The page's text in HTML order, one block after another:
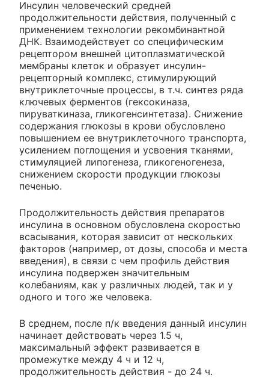
Инсулин человеческий средней
продолжительности действия, полученный с
применением технологии рекомбинантной
ДНК. Взаимодействует со специфическим
рецептором внешней цитоплазматической
мембраны клеток и образует инсулин-
рецепторный комплекс, стимулирующий
внутриклеточные процессы, в т.ч. синтез ряда
ключевых ферментов (гексокиназа,
пируваткиназа, гликогенсинтетаза). Снижение
содержания глюкозы в крови обусловлено
повышением ее внутриклеточного транспорта,
усилением поглощения и усвоения тканями,
стимуляцией липогенеза, гликогеногенеза,
снижением скорости продукции глюкозы
печенью.
Продолжительность действия препаратов
инсулина в основном обусловлена скоростью
всасывания, которая зависит от нескольких
факторов (например, от дозы, способа и места
введения), в связи с чем профиль действия
инсулина подвержен значительным
колебаниям, как у различных людей, так и у
одного и того же человека.
В среднем, после п/к введения данный инсулин
начинает действовать через 1.5 ч,
максимальный эффект развивается в
промежутке между 4 ч и 12 ч,
продолжительность действия - до 24 ч.